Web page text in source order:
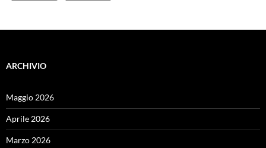
ARCHIVIO
Maggio 2026
Aprile 2026
Marzo 2026